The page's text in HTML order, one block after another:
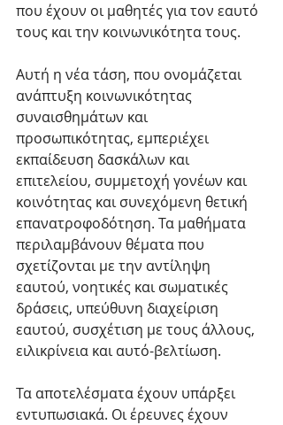
που έχουν οι μαθητές για τον εαυτό
τους και την κοινωνικότητα τους.
Αυτή η νέα τάση, που ονομάζεται
ανάπτυξη κοινωνικότητας
συναισθημάτων και
προσωπικότητας, εμπεριέχει
εκπαίδευση δασκάλων και
επιτελείου, συμμετοχή γονέων και
κοινότητας και συνεχόμενη θετική
επανατροφοδότηση. Τα μαθήματα
περιλαμβάνουν θέματα που
σχετίζονται με την αντίληψη
εαυτού, νοητικές και σωματικές
δράσεις, υπεύθυνη διαχείριση
εαυτού, συσχέτιση με τους άλλους,
ειλικρίνεια και αυτό-βελτίωση.
Τα αποτελέσματα έχουν υπάρξει
εντυπωσιακά. Οι έρευνες έχουν